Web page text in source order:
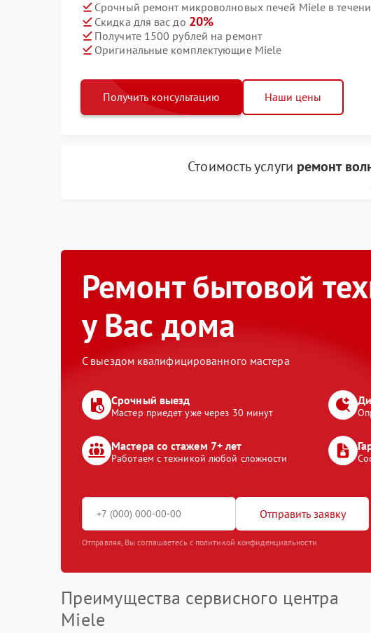
Срочный ремонт микроволновых печей Miele в
Скидка для вас до 20%
Получите 1500 рублей на ремонт
Оригинальные комплектующие Miele
Получить консультацию Наши цены
Стоимость услуги ремонт
Ремонт бытовой
у Вас дома
С выездом квалифицированного мастера
Срочный выезд
Мастер приедет уже через 30 минут
Мастера со стажем 7+ лет
Работаем с техникой любой сложности
Отправить заявку
Отправляя, Вы соглашаетесь с политикой конфиденциальности
Преимущества сервисного центра
Miele